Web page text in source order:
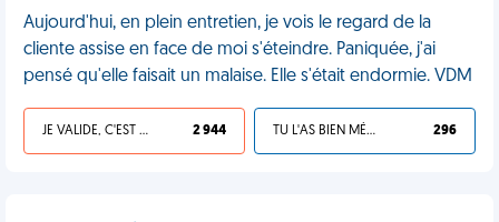
Aujourd'hui, en plein entretien, je vois le regard de la
cliente assise en face de moi s'éteindre. Paniquée, j'ai
pensé qu'elle faisait un malaise. Elle s'était endormie. VDM
JE VALIDE, C'EST UNE VDM 2 944 TU L'AS BIEN MÉRITÉ 296